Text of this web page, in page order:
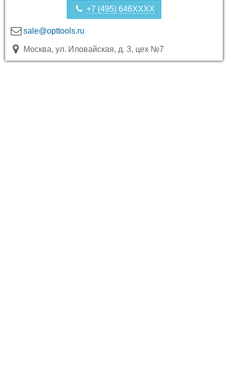
+7 (495) 646XXXX
sale@opttools.ru
Москва, ул. Иловайская, д. 3, цех №7